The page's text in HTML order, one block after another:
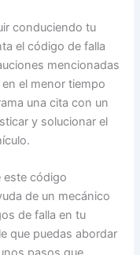
conduciendo tu
el código de falla
mencionadas
el menor tiempo
una cita con un
y solucionar el
este código
de un mecánico
de falla en tu
que puedas abordar